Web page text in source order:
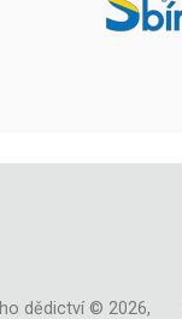
dědictví © 2026,